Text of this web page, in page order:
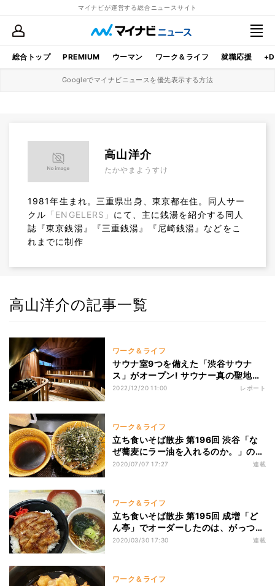
マイナビが運営する総合ニュースサイト
総合トップ PREMIUM ウーマン ワーク＆ライフ 就職応援
Googleでマイナビニュースを優先表示する方法
高山洋介
たかやまようすけ
1981年生まれ。三重県出身、東京都在住。同人サー
クル 「ENGELERS」 にて、主に銭湯を紹介する同人
誌『東京銭湯』『三重銭湯』『尼崎銭湯』などをこ
れまでに制作
高山洋介の記事一覧
ワーク＆ライフ
サウナ室9つを備えた「渋谷サウナ
ス」がオープン! サウナー真の聖地と
なるか!?
2022/12/20 11:00 レポート
ワーク＆ライフ
立ち食いそば散歩 第196回 渋谷「な
ぜ蕎麦にラー油を入れるのか。」の
「肉そば(中)」は、ピリ辛のつけ汁が
2020/07/07 17:27 連載
ワーク＆ライフ
立ち食いそば散歩 第195回 成増「ど
ん亭」でオーダーしたのは、がっつり
食べ応え◎の「新焼肉セット」
2020/03/30 17:30 連載
ワーク＆ライフ